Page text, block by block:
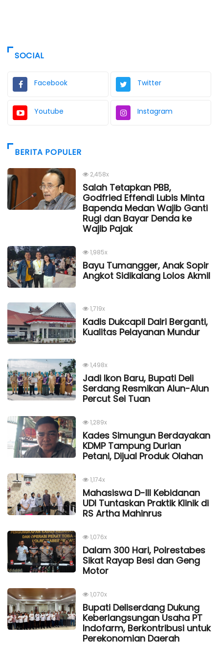
SOCIAL
Facebook Twitter
Youtube Instagram
BERITA POPULER
2,458x
Salah Tetapkan PBB,
Godfried Effendi Lubis Minta
Bapenda Medan Wajib Ganti
Rugi dan Bayar Denda ke
Wajib Pajak
1,985x
Bayu Tumangger, Anak Sopir
Angkot Sidikalang Lolos Akmil
1,719x
Kadis Dukcapil Dairi Berganti,
Kualitas Pelayanan Mundur
1,498x
Jadi Ikon Baru, Bupati Deli
Serdang Resmikan Alun-Alun
Percut Sei Tuan
1,289x
Kades Simungun Berdayakan
KDMP Tampung Durian
Petani, Dijual Produk Olahan
1,174x
Mahasiswa D-III Kebidanan
UDI Tuntaskan Praktik Klinik di
RS Artha Mahinrus
1,076x
Dalam 300 Hari, Polrestabes
Sikat Rayap Besi dan Geng
Motor
1,070x
Bupati Deliserdang Dukung
Keberlangsungan Usaha PT
Indofarm, Berkontribusi untuk
Perekonomian Daerah